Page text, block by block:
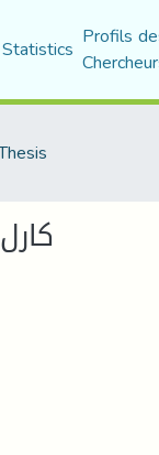
Statistics Profils